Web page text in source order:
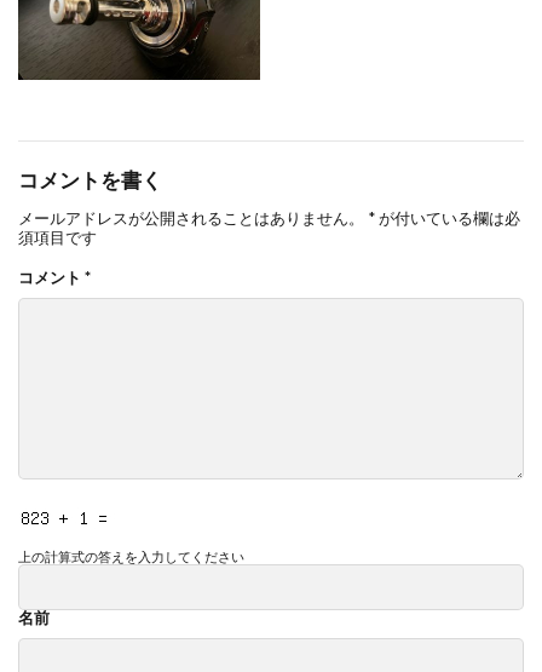
コメントを書く
メールアドレスが公開されることはありません。 *が付いている欄は必
須項目です
コメント *
上の計算式の答えを入力してください
名前